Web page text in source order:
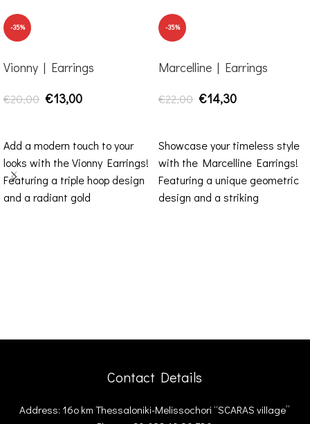
-35%
Vionny | Earrings
€20,00 €13,00
Add a modern touch to your
looks with the Vionny Earrings!
Featuring a triple hoop design
and a radiant gold
-35%
Marcelline | Earrings
€22,00 €14,30
Showcase your timeless style
with the Marcelline Earrings!
Featuring a unique geometric
design and a striking
Contact Details
Address: 16ο km Thessaloniki-Melissochori “SCARAS village”